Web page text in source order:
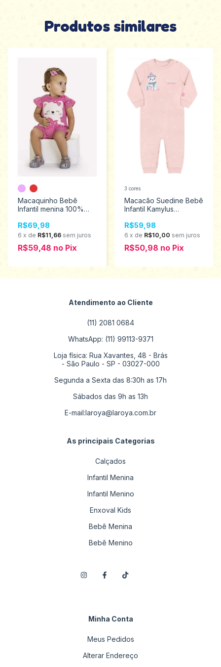
Produtos similares
Macaquinho Bebê
Infantil menina 100%
1000859
R$69,98
6 x de R$11,66 sem juros
R$59,48 no Pix
Macacão Suedine Bebê
Infantil Kamylus
53605
R$59,98
6 x de R$10,00 sem juros
R$50,98 no Pix
3 cores
Atendimento ao Cliente
(11) 2081 0684
WhatsApp: (11) 99113-9371
Loja física: Rua Xavantes, 48 - Brás
- São Paulo - SP - 03027-000
Segunda a Sexta das 8:30h as 17h
Sábados das 9h as 13h
E-mail:laroya@laroya.com.br
As principais Categorias
Calçados
Infantil Menina
Infantil Menino
Enxoval Kids
Bebê Menina
Bebê Menino
Minha Conta
Meus Pedidos
Alterar Endereço